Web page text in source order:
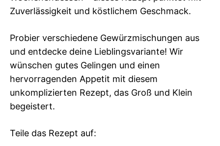
Zuverlässigkeit und köstlichem Geschmack.
Probier verschiedene Gewürzmischungen aus
und entdecke deine Lieblingsvariante! Wir
wünschen gutes Gelingen und einen
hervorragenden Appetit mit diesem
unkomplizierten Rezept, das Groß und Klein
begeistert.
Teile das Rezept auf: